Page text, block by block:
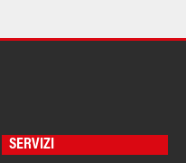
SERVIZI